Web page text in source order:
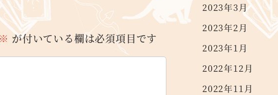
※ が付いている欄は必須項目です
2023年3月
2023年2月
2023年1月
2022年12月
2022年11月